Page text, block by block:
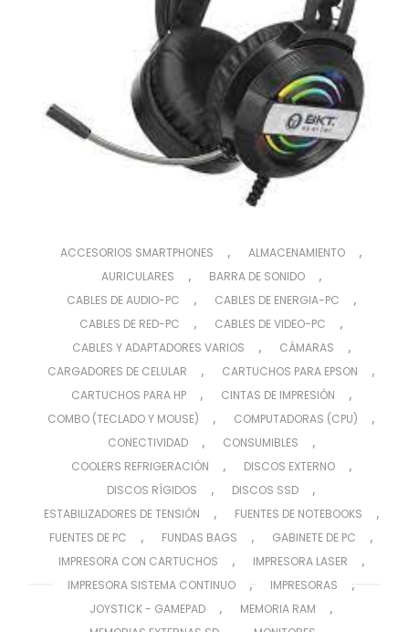
ACCESORIOS SMARTPHONES , ALMACENAMIENTO ,
AURICULARES , BARRA DE SONIDO ,
CABLES DE AUDIO-PC , CABLES DE ENERGIA-PC ,
CABLES DE RED-PC , CABLES DE VIDEO-PC ,
CABLES Y ADAPTADORES VARIOS , CÁMARAS ,
CARGADORES DE CELULAR , CARTUCHOS PARA EPSON ,
CARTUCHOS PARA HP , CINTAS DE IMPRESIÓN ,
COMBO (TECLADO Y MOUSE) , COMPUTADORAS (CPU) ,
CONECTIVIDAD , CONSUMIBLES ,
COOLERS REFRIGERACIÓN , DISCOS EXTERNO ,
DISCOS RÍGIDOS , DISCOS SSD ,
ESTABILIZADORES DE TENSIÓN , FUENTES DE NOTEBOOKS ,
FUENTES DE PC , FUNDAS BAGS , GABINETE DE PC ,
IMPRESORA CON CARTUCHOS , IMPRESORA LASER ,
IMPRESORA SISTEMA CONTINUO , IMPRESORAS ,
JOYSTICK - GAMEPAD , MEMORIA RAM ,